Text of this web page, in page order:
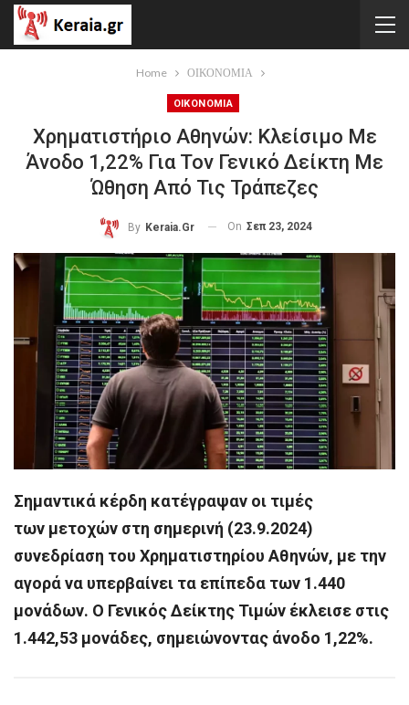
Home ΟΙΚΟΝΟΜΙΑ
ΟΙΚΟΝΟΜΙΑ
Χρηματιστήριο Αθηνών: Κλείσιμο Με
Άνοδο 1,22% Για Τον Γενικό Δείκτη Με
Ώθηση Από Τις Τράπεζες
By Keraia.gr On Σεπ 23, 2024
Σημαντικά κέρδη κατέγραψαν οι τιμές
των μετοχών στη σημερινή (23.9.2024)
συνεδρίαση του Χρηματιστηρίου Αθηνών, με την
αγορά να υπερβαίνει τα επίπεδα των 1.440
μονάδων. O Γενικός Δείκτης Τιμών έκλεισε στις
1.442,53 μονάδες, σημειώνοντας άνοδο 1,22%.